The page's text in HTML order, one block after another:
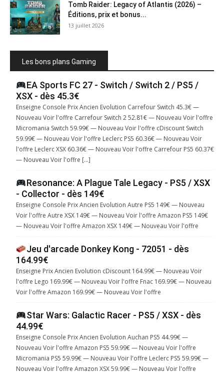
Tomb Raider: Legacy of Atlantis (2026) –
Éditions, prix et bonus...
13 juillet 2026
Les bons plans Gaming
EA Sports FC 27 - Switch / Switch 2 / PS5 /
XSX - dès 45.3€
Enseigne Console Prix Ancien Evolution Carrefour Switch 45.3€ —
Nouveau Voir l'offre Carrefour Switch 2 52.81€ — Nouveau Voir l'offre
Micromania Switch 59.99€ — Nouveau Voir l'offre cDiscount Switch
59.99€ — Nouveau Voir l'offre Leclerc PS5 60.36€ — Nouveau Voir
l'offre Leclerc XSX 60.36€ — Nouveau Voir l'offre Carrefour PS5 60.37€
— Nouveau Voir l'offre […]
Resonance: A Plague Tale Legacy - PS5 / XSX
- Collector - dès 149€
Enseigne Console Prix Ancien Evolution Autre PS5 149€ — Nouveau
Voir l'offre Autre XSX 149€ — Nouveau Voir l'offre Amazon PS5 149€
— Nouveau Voir l'offre Amazon XSX 149€ — Nouveau Voir l'offre
Jeu d'arcade Donkey Kong - 72051 - dès
164.99€
Enseigne Prix Ancien Evolution cDiscount 164.99€ — Nouveau Voir
l'offre Lego 169.99€ — Nouveau Voir l'offre Fnac 169.99€ — Nouveau
Voir l'offre Amazon 169.99€ — Nouveau Voir l'offre
Star Wars: Galactic Racer - PS5 / XSX - dès
44.99€
Enseigne Console Prix Ancien Evolution Auchan PS5 44.99€ —
Nouveau Voir l'offre Amazon PS5 59.99€ — Nouveau Voir l'offre
Micromania PS5 59.99€ — Nouveau Voir l'offre Leclerc PS5 59.99€ —
Nouveau Voir l'offre Amazon XSX 59.99€ — Nouveau Voir l'offre